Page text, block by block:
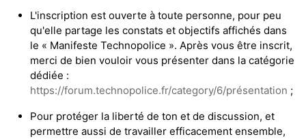
L'inscription est ouverte à toute personne, pour peu
qu'elle partage les constats et objectifs affichés dans
le « Manifeste Technopolice ». Après vous être inscrit,
merci de bien vouloir vous présenter dans la catégorie
dédiée :
https://forum.technopolice.fr/category/6/présentation ;
Pour protéger la liberté de ton et de discussion, et
permettre aussi de travailler efficacement ensemble,